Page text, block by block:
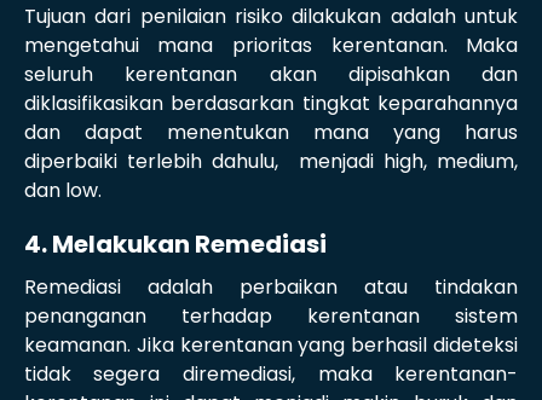
Tujuan dari penilaian risiko dilakukan adalah untuk
mengetahui mana prioritas kerentanan. Maka
seluruh kerentanan akan dipisahkan dan
diklasifikasikan berdasarkan tingkat keparahannya
dan dapat menentukan mana yang harus
diperbaiki terlebih dahulu, menjadi high, medium,
dan low.
4. Melakukan Remediasi
Remediasi adalah perbaikan atau tindakan
penanganan terhadap kerentanan sistem
keamanan. Jika kerentanan yang berhasil dideteksi
tidak segera diremediasi, maka kerentanan-